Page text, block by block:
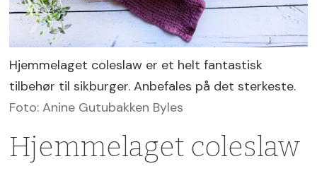
Hjemmelaget coleslaw er et helt fantastisk
tilbehør til sikburger. Anbefales på det sterkeste.
Foto: Anine Gutubakken Byles
Hjemmelaget coleslaw